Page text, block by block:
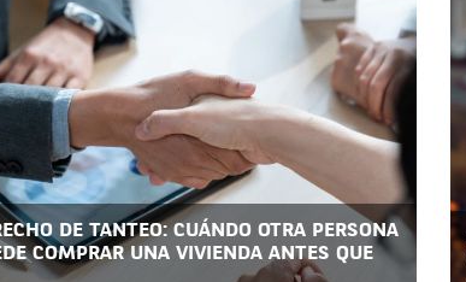
DE TANTEO: CUÁNDO OTRA PERSONA
COMPRAR UNA VIVIENDA ANTES QUE